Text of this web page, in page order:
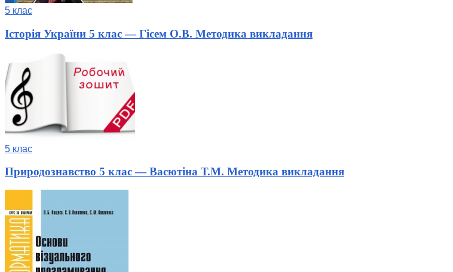
5 клас
Історія України 5 клас — Гісем О.В. Методика викладання
5 клас
Природознавство 5 клас — Васютіна Т.М. Методика викладання